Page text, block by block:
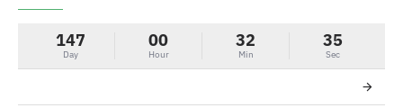
147
Day
00
Hour
32
Min
35
Sec